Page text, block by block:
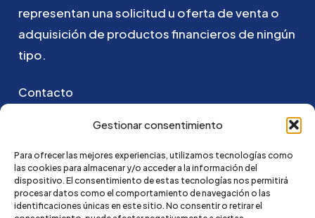
Gestionar consentimiento
Para ofrecer las mejores experiencias, utilizamos tecnologías como
las cookies para almacenar y/o acceder a la información del
dispositivo. El consentimiento de estas tecnologías nos permitirá
procesar datos como el comportamiento de navegación o las
identificaciones únicas en este sitio. No consentir o retirar el
representan unasolicitud u oferta deventa o
adquisición de productosfinancieros de ningún
tipo.
Contacto
Puedes ponerte en contacto con nosotros
hola@credi4me.com